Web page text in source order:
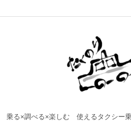
乗る×調べる×楽しむ 使えるタクシー